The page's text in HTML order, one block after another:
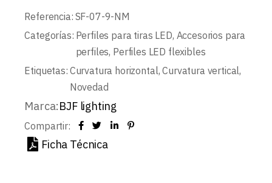
Referencia: SF-07-9-NM
Categorías: Perfiles para tiras LED, Accesorios para
perfiles, Perfiles LED flexibles
Etiquetas: Curvatura horizontal,Curvatura vertical,
Novedad
Marca:BJF lighting
Compartir:
Ficha Técnica